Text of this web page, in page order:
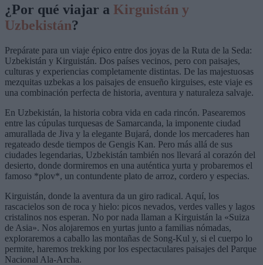
¿Por qué viajar a Kirguistán y
Uzbekistán?
Prepárate para un viaje épico entre dos joyas de la Ruta de la Seda:
Uzbekistán y Kirguistán. Dos países vecinos, pero con paisajes,
culturas y experiencias completamente distintas. De las majestuosas
mezquitas uzbekas a los paisajes de ensueño kirguises, este viaje es
una combinación perfecta de historia, aventura y naturaleza salvaje.
En Uzbekistán, la historia cobra vida en cada rincón. Pasearemos
entre las cúpulas turquesas de Samarcanda, la imponente ciudad
amurallada de Jiva y la elegante Bujará, donde los mercaderes han
regateado desde tiempos de Gengis Kan. Pero más allá de sus
ciudades legendarias, Uzbekistán también nos llevará al corazón del
desierto, donde dormiremos en una auténtica yurta y probaremos el
famoso *plov*, un contundente plato de arroz, cordero y especias.
Kirguistán, donde la aventura da un giro radical. Aquí, los
rascacielos son de roca y hielo: picos nevados, verdes valles y lagos
cristalinos nos esperan. No por nada llaman a Kirguistán la «Suiza
de Asia». Nos alojaremos en yurtas junto a familias nómadas,
exploraremos a caballo las montañas de Song-Kul y, si el cuerpo lo
permite, haremos trekking por los espectaculares paisajes del Parque
Nacional Ala-Archa.